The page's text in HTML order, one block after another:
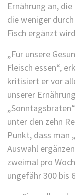
Ernährung an,
die weniger
Fisch ergänzt
„Für unsere
Fleisch essen“,
kritisiert er vor
unserer
unter den zehn
Punkt, dass man
Auswahl
zweimal pro
ungefähr 300 bis